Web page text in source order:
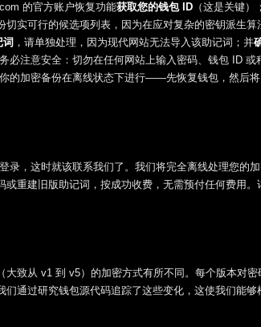
的官方账户恢复功能获取您的钱包 ID （这是关键）；
切实可行的候选项列表，因为在应对复杂的密钥派生算
，请单独处理，因为现代网站无法导入该助记词；并
必注意安全：切勿在任何网站上输入密码、钱包 ID 或
的加密备份在离线状态下进行——先恢复钱包，然后
录，这时就该联系我们了。我们将完全离线处理您
重建旧版助记词，按成功收费，无需预付任何费用。
致从 v1 到 v5）的加密方式有所不同。每个版本对
通过研究钱包源代码追踪了这些变化，这使我们能够